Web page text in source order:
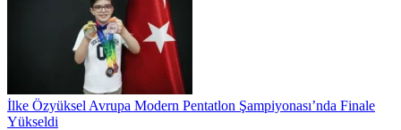
İlke Özyüksel Avrupa Modern Pentatlon Şampiyonası’nda Finale
Yükseldi